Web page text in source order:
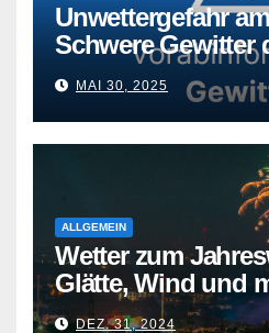
Unwettergefahr
Schwere Gewitter
MAI 30, 2025
ALLGEMEIN
Wetter zum
Glätte, Wind und
Temperaturen
DEZ. 31, 2024